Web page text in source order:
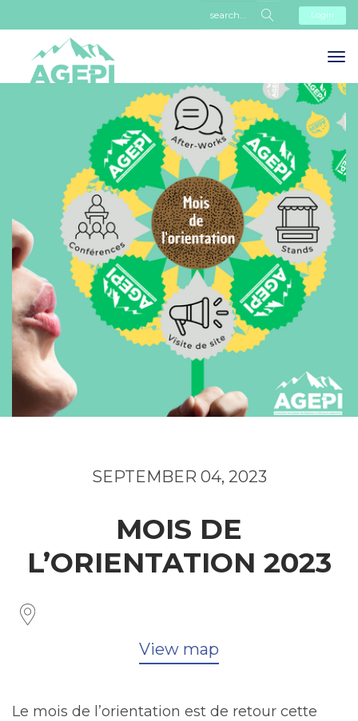
Login
SEPTEMBER 04, 2023
MOIS DE
L’ORIENTATION 2023
View map
Le mois de l’orientation est de retour cette